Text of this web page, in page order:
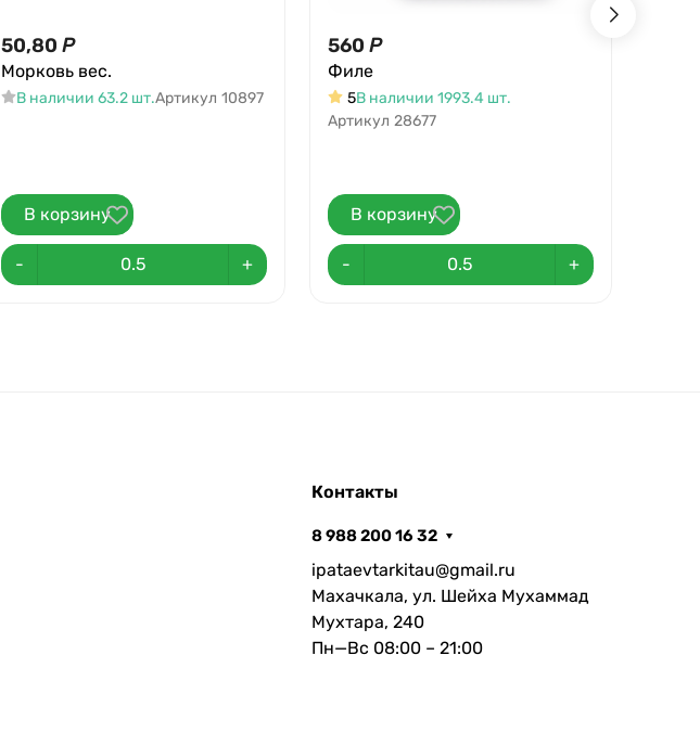
50,80 Р
Морковь вес.
В наличии 63.2 шт.Артикул 10897
В корзину
- +
560 Р
Филе
5В наличии 1993.4 шт.
Артикул 28677
В корзину
- +
Контакты
8 988 200 16 32
ipataevtarkitau@gmail.ru
Махачкала, ул. Шейха Мухаммад
Мухтара, 240
Пн—Вс 08:00 – 21:00